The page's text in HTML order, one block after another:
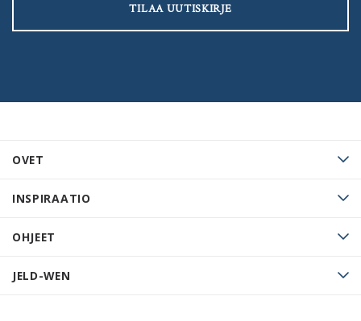
OVET
INSPIRAATIO
OHJEET
JELD-WEN
TILAA UUTISKIRJE